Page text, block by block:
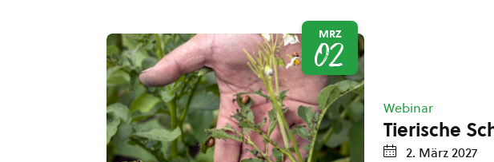
Webinar
Tierische
2. März 2027
MRZ
02